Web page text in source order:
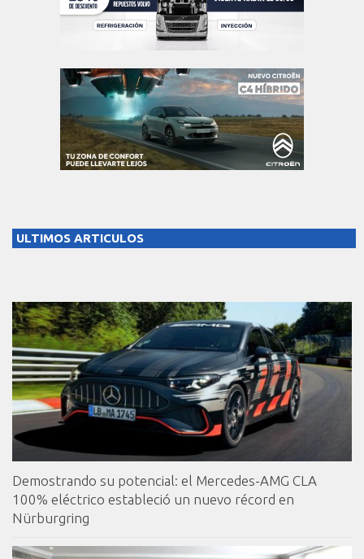
ULTIMOS ARTICULOS
Demostrando su potencial: el Mercedes-AMG CLA
100% eléctrico estableció un nuevo récord en
Nürburgring